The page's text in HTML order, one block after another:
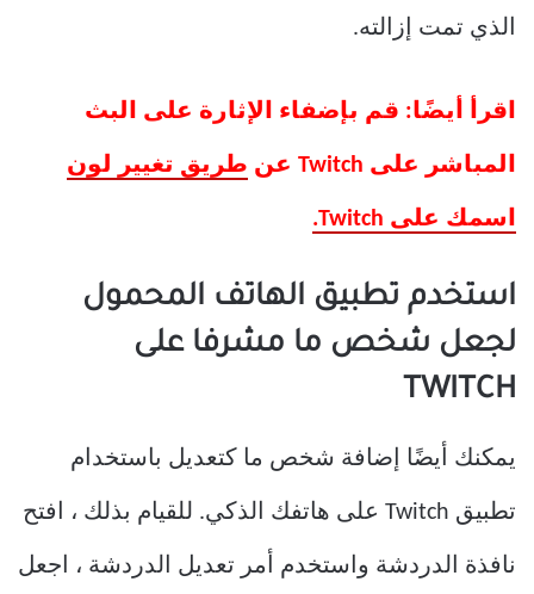
الذي تمت إزالته.
اقرأ أيضًا: قم بإضفاء الإثارة على البث
المباشر على Twitch عن طريق تغيير لون
اسمك على Twitch.
استخدم تطبيق الهاتف المحمول
لجعل شخص ما مشرفا على
TWITCH
يمكنك أيضًا إضافة شخص ما كتعديل باستخدام
تطبيق Twitch على هاتفك الذكي. للقيام بذلك ، افتح
نافذة الدردشة واستخدم أمر تعديل الدردشة ، اجعل